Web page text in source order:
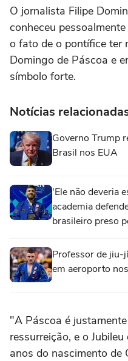
O jornalista Filipe
conheceu
o fato de o pontífice ter
Domingo de Páscoa e
símbolo forte.
Notícias
Governo Trump
Brasil nos EUA
'Ele não deveria
academia
brasileiro preso
Professor de jiu-
em aeroporto
"A Páscoa é
ressurreição, e o
anos do nascimento de